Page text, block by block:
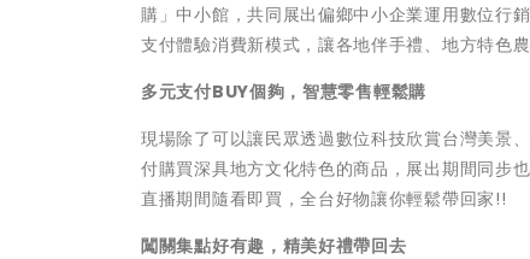
購」中小館，共同展出偏鄉中小企業運用數位行
支付體驗消費新模式，讓各地伴手禮、地方特色
多元支付BUY個夠 ，智慧零售輕鬆購
現場除了可以讓民眾透過數位科技欣賞台灣美景
付購買深具地方文化特色的商品，展出期間同步
直播期間隨看即買，全台好物讓你輕鬆帶回家!!
闖關集點好有趣 ， 精美好禮帶回去